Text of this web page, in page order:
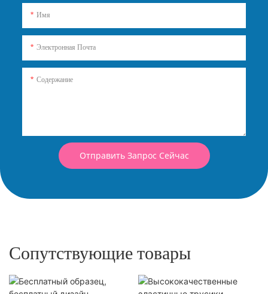
Имя
Электронная Почта
Содержание
Отправить Запрос Сейчас
Сопутствующие товары